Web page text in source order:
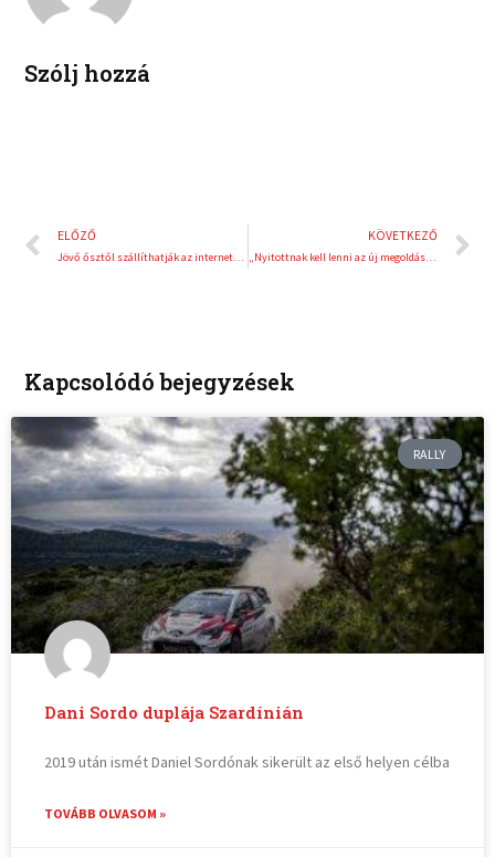
n
Szólj hozzá
Előző
ELŐZŐ
Jövő ősztől szállíthatják az interneten rendelt csomagokat a bécsi tömegközlekedés utasai
KÖVETKEZŐ
„Nyitottnak kell lenni az új megoldásokra” – interjú Bozó Katával
Kapcsolódó bejegyzések
RALLY
Dani Sordo duplája Szardínián
2019 után ismét Daniel Sordónak sikerült az első helyen célba
TOVÁBB OLVASOM »